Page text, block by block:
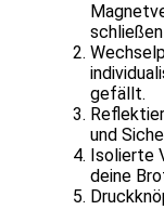
gefällt.
und
Isolierte
deine